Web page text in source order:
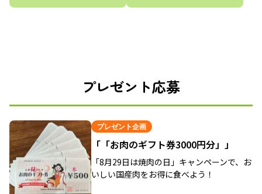
プレゼント応募
プレゼント企画
「「お肉のギフト券3000円分」」
「8月29日は焼肉の日」キャンペーンで、お
いしい国産肉をお得に食べよう！